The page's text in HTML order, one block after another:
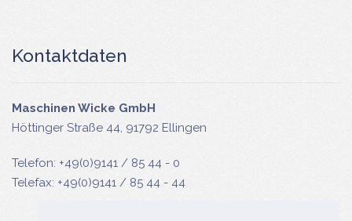
Kontaktdaten
Maschinen Wicke GmbH
Höttinger Straße 44, 91792 Ellingen
Telefon: +49(0)9141 / 85 44 - 0
Telefax: +49(0)9141 / 85 44 - 44